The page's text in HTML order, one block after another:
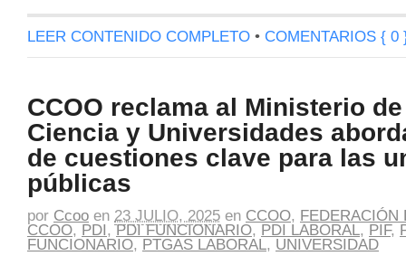
LEER CONTENIDO COMPLETO • COMENTARIOS { 0
CCOO reclama al Ministerio
Ciencia y Universidades
de cuestiones clave para las
públicas
por Ccoo en 23 JULIO, 2025 en CCOO, FEDERACIÓN
CCOO, PDI ,PDI FUNCIONARIO, PDI LABORAL, PIF,
FUNCIONARIO, PTGAS LABORAL, UNIVERSIDAD